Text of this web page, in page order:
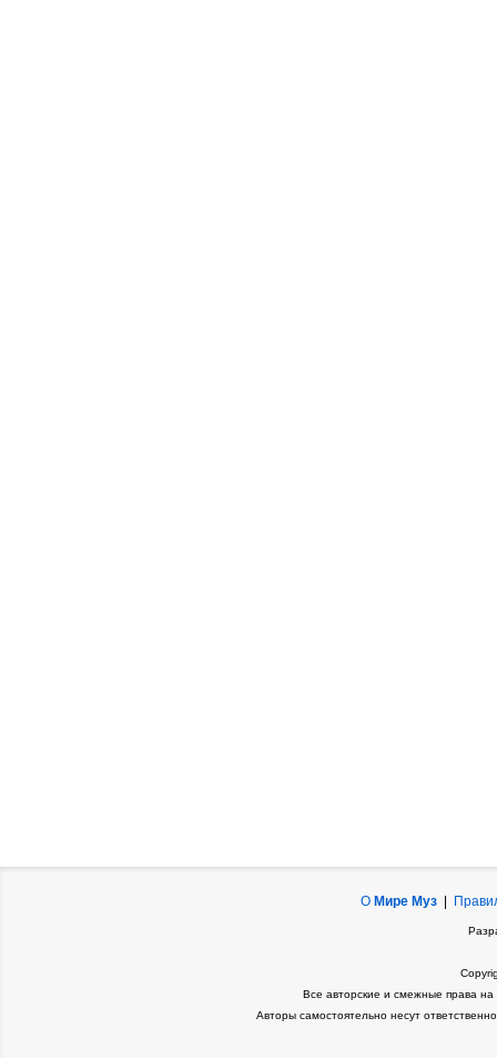
О Мире Муз|
Все авторские и смежные права
Авторы самостоятельно несут